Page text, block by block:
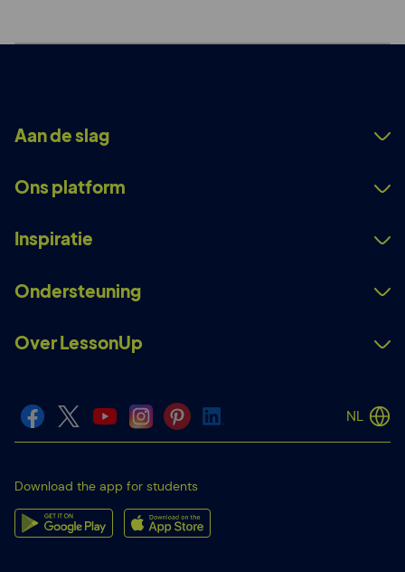
Aan de slag
Ons platform
Inspiratie
Ondersteuning
Over LessonUp
NL
Download the app for students